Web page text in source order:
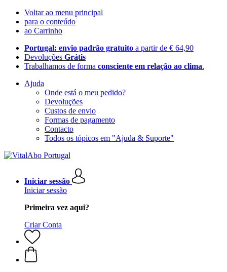
Voltar ao menu principal
para o conteúdo
ao Carrinho
Portugal: envio padrão gratuito a partir de € 64,90
Devoluções Grátis
Trabalhamos de forma consciente em relação ao clima.
Ajuda
Onde está o meu pedido?
Devoluções
Custos de envio
Formas de pagamento
Contacto
Todos os tópicos em "Ajuda & Suporte"
Iniciar sessão
Iniciar sessão
Primeira vez aqui?
Criar Conta